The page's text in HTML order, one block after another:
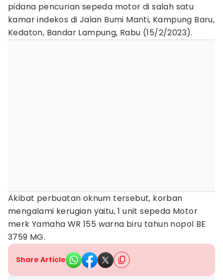
pidana pencurian sepeda motor di salah satu
kamar indekos di Jalan Bumi Manti, Kampung Baru,
Kedaton, Bandar Lampung, Rabu (15/2/2023).
Akibat perbuatan oknum tersebut, korban
mengalami kerugian yaitu, 1 unit sepeda Motor
merk Yamaha WR 155 warna biru tahun nopol BE
3759 MG.
Share Article